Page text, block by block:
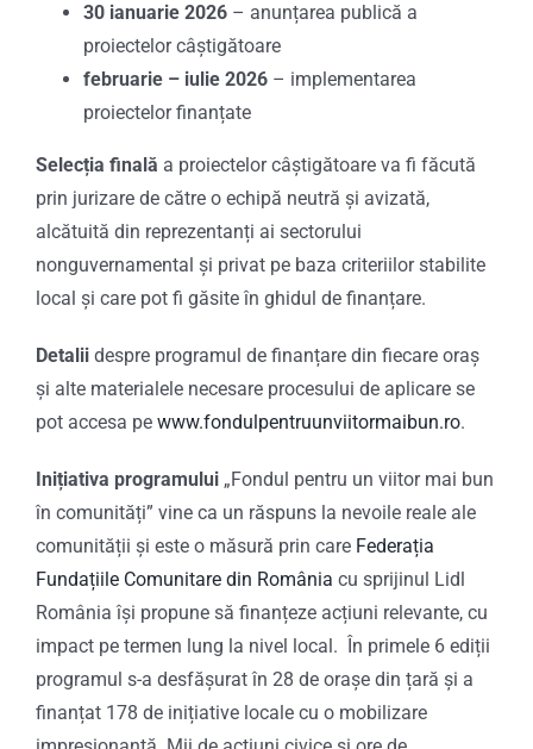
30 ianuarie 2026 – anunțarea publică a
proiectelor câștigătoare
februarie – iulie 2026 – implementarea
proiectelor finanțate
Selecția finală a proiectelor câștigătoare va fi făcută
prin jurizare de către o echipă neutră și avizată,
alcătuită din reprezentanți ai sectorului
nonguvernamental și privat pe baza criteriilor stabilite
local și care pot fi găsite în ghidul de finanțare.
Detalii despre programul de finanțare din fiecare oraș
și alte materialele necesare procesului de aplicare se
pot accesa pe www.fondulpentruunviitormaibun.ro.
Inițiativa programului „Fondul pentru un viitor mai bun
în comunități” vine ca un răspuns la nevoile reale ale
comunității și este o măsură prin care Federația
Fundațiile Comunitare din România cu sprijinul Lidl
România își propune să finanțeze acțiuni relevante, cu
impact pe termen lung la nivel local. În primele 6 ediții
programul s-a desfășurat în 28 de orașe din țară și a
finanțat 178 de inițiative locale cu o mobilizare